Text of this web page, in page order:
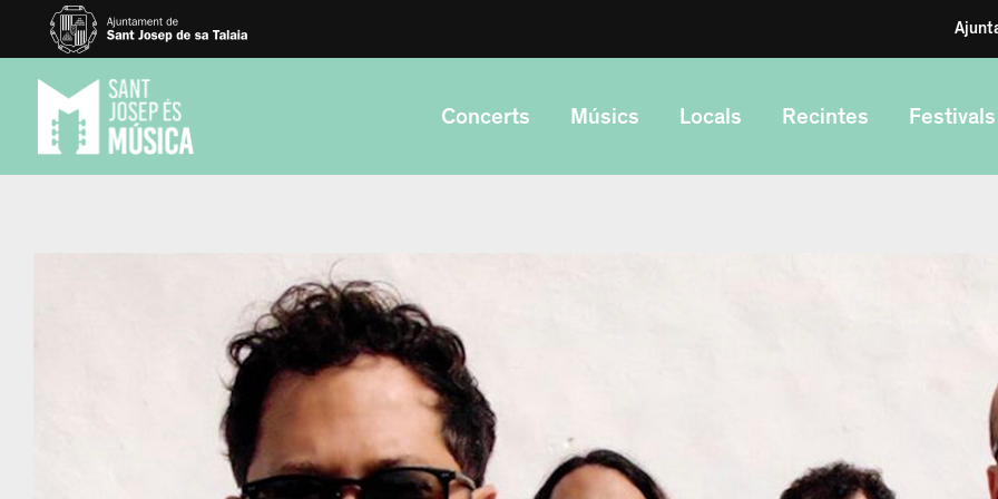
Concerts Músics Locals Recintes Festivals